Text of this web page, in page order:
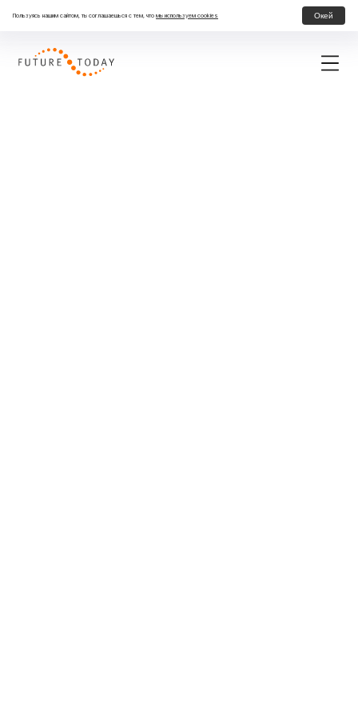
Пользуясь нашим сайтом, ты соглашаешься с тем, что мы используем cookies Окей